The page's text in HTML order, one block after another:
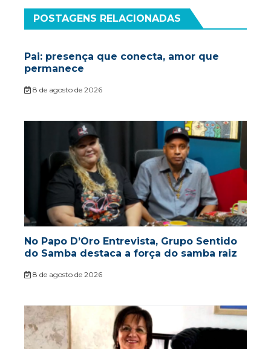
POSTAGENS RELACIONADAS
Pai: presença que conecta, amor que
permanece
8 de agosto de 2026
No Papo D’Oro Entrevista, Grupo Sentido
do Samba destaca a força do samba raiz
8 de agosto de 2026